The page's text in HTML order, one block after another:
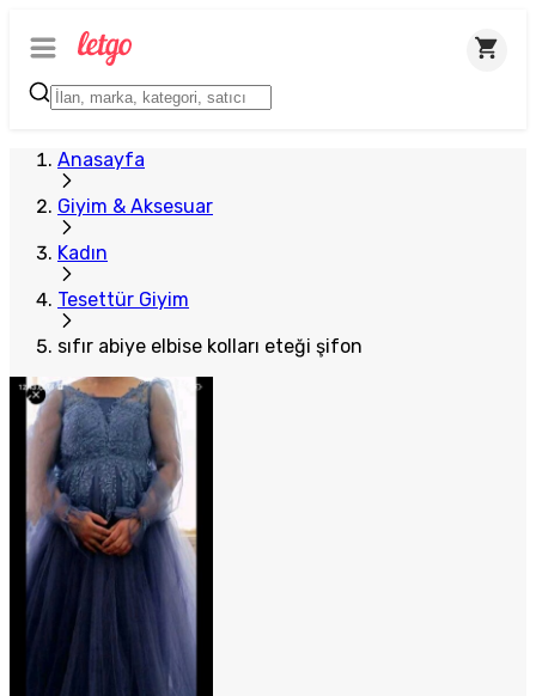
Anasayfa
Giyim & Aksesuar
Kadın
Tesettür Giyim
sıfır abiye elbise kolları eteği şifon